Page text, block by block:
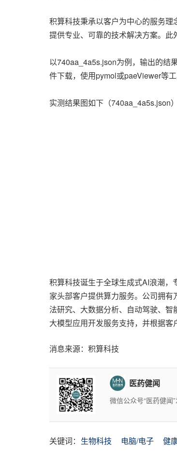
积算科技秉承以客户为中心的服务
提供专业、可靠的技术解决方案。此
以740aa_4a5s.json为例，输出的结
件下载，使用pymol或paeViewer等工
实测结果图如下（740aa_4a5s.json）
积算科技诞生于全球生成式AI浪潮
家头部客户提供算力服务。公司拥
法研究、大数据分析、自动驾驶、
大模型应用开发服务支持，并根据客
消息来源：积算科技
医药健闻
微信公众号“医药健闻
关键词： 生物科技 电脑/电子 健